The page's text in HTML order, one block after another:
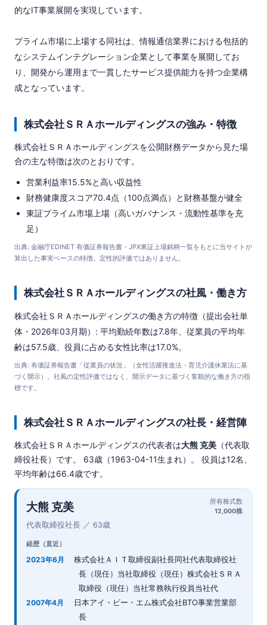
的なIT事業展開を実現しています。
プライム市場に上場する同社は、情報通信業界における包括的
なシステムインテグレーション企業として事業を展開してお
り、開発から運用まで一貫したサービス提供能力を持つ企業構
成となっています。
株式会社ＳＲＡホールディングスの強み・特徴
株式会社ＳＲＡホールディングスを公開財務データから見た場
合の主な特徴は次のとおりです。
営業利益率15.5%と高い収益性
財務健康度スコア70.4点（100点満点）と財務基盤が健全
東証プライム市場上場（高いガバナンス・流動性基準を充
足）
出典: 金融庁EDINET 有価証券報告書・JPX東証上場銘柄一覧をもとに当サイトが
算出した事実ベースの特徴。定性的評価ではありません。
株式会社ＳＲＡホールディングスの社風・働き方
株式会社ＳＲＡホールディングスの働き方の特徴（提出会社単
体・2026年03月期）: 平均勤続年数は7.8年、従業員の平均年
齢は57.5歳、役員に占める女性比率は17.0%。
出典: 有価証券報告書「従業員の状況」（女性活躍推進法・育児介護休業法に基
づく開示）。社風の定性評価ではなく、開示データに基づく客観的な働き方の指
標です。
株式会社ＳＲＡホールディングスの社長・経営陣
株式会社ＳＲＡホールディングスの代表者は大熊 克美 （代表取
締役社長）です。 63歳（1963-04-11生まれ）。 役員は12名、
平均年齢は66.4歳です。
大熊 克美
代表取締役社長 ／ 63歳
所有株式数
12,000株
経歴（直近）
2023年6月
株式会社ＡＩＴ取締役副社長同社代表取締役社
長（現任）当社取締役（現任）株式会社ＳＲＡ
取締役（現任）当社常務執行役員当社代
2007年4月
日本アイ・ビー・エム株式会社BTO事業営業部
長